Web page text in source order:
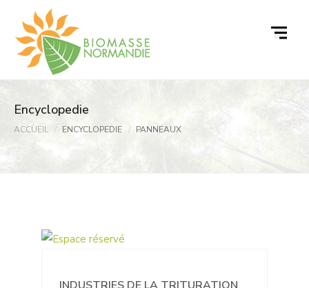
contenu
Encyclopedie
ACCUEIL ENCYCLOPEDIE PANNEAUX